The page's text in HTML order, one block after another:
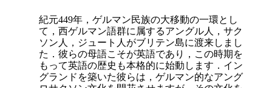
紀元449年，ゲルマン民族の大移動の一環とし
て，西ゲルマン語群に属するアングル人，サク
ソン人，ジュート人がブリテン島に渡来しまし
た．彼らの母語こそが英語であり，この時期を
もって英語の歴史も本格的に始動します．イン
グランドを築いた彼らは，ゲルマン的なアング